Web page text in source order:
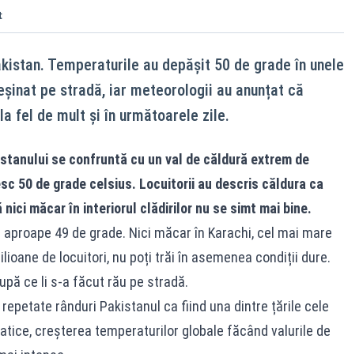
Temperaturile au depășit 50 de grade în unele
pe stradă, iar meteorologii au anunțat că
fel de mult și în următoarele zile.
se confruntă cu un val de căldură extrem de
50 de grade celsius. Locuitorii au descris căldura ca
măcar în interiorul clădirilor nu se simt mai bine.
49 de grade. Nici măcar în Karachi, cel mai mare
de locuitori, nu poți trăi în asemenea condiții dure.
ce li s-a făcut rău pe stradă.
rânduri Pakistanul ca fiind una dintre țările cele
creșterea temperaturilor globale făcând valurile de